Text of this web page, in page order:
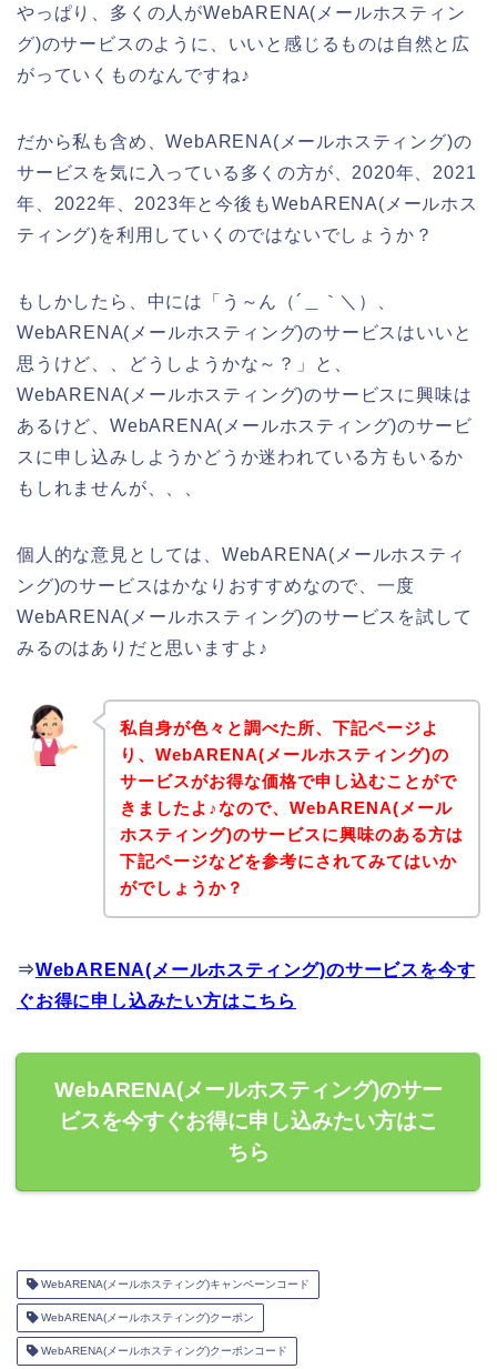
やっぱり、多くの人がWebARENA(メールホスティン
グ)のサービスのように、いいと感じるものは自然と広
がっていくものなんですね♪
だから私も含め、WebARENA(メールホスティング)の
サービスを気に入っている多くの方が、2020年、2021
年、2022年、2023年と今後もWebARENA(メールホス
ティング)を利用していくのではないでしょうか？
もしかしたら、中には「う～ん（´＿｀＼）、
WebARENA(メールホスティング)のサービスはいいと
思うけど、、どうしようかな～？」と、
WebARENA(メールホスティング)のサービスに興味は
あるけど、WebARENA(メールホスティング)のサービ
スに申し込みしようかどうか迷われている方もいるか
もしれませんが、、、
個人的な意見としては、WebARENA(メールホスティ
ング)のサービスはかなりおすすめなので、一度
WebARENA(メールホスティング)のサービスを試して
みるのはありだと思いますよ♪
私自身が色々と調べた所、下記ページよ
り、WebARENA(メールホスティング)の
サービスがお得な価格で申し込むことがで
きましたよ♪なので、WebARENA(メール
ホスティング)のサービスに興味のある方は
下記ページなどを参考にされてみてはいか
がでしょうか？
⇒WebARENA(メールホスティング)のサービスを今す
ぐお得に申し込みたい方はこちら
WebARENA(メールホスティング)のサー
ビスを今すぐお得に申し込みたい方はこ
ちら
WebARENA(メールホスティング)キャンペーンコード
WebARENA(メールホスティング)クーポン
WebARENA(メールホスティング)クーポンコード